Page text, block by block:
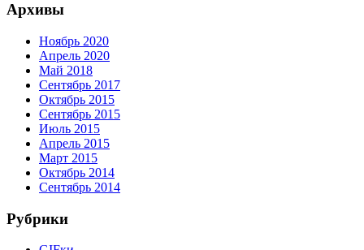
Архивы
Ноябрь 2020
Апрель 2020
Май 2018
Сентябрь 2017
Октябрь 2015
Сентябрь 2015
Июль 2015
Апрель 2015
Март 2015
Октябрь 2014
Сентябрь 2014
Рубрики